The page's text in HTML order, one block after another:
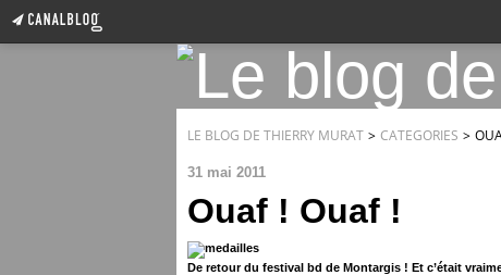
LE BLOG DE THIERRY MURAT > CATEGORIES >
31 mai 2011
Ouaf ! Ouaf !
De retour du festival bd de Montargis ! Et c’était